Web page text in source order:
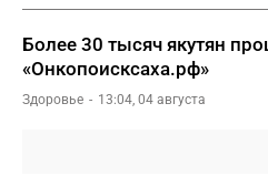
Более 30 тысяч якутян
«Онкопоисксаха.рф»
Здоровье 13:04, 04 августа